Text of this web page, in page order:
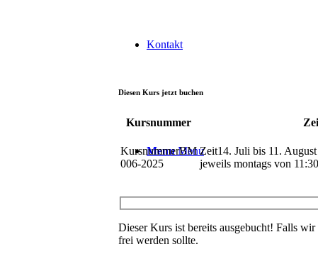
Kontakt
Menu Menu
Diesen Kurs jetzt buchen
Kursnummer
BM
006-2025
14. Juli bis 11.
jeweils montags von
Dieser Kurs ist bereits ausgebucht! Falls
frei werden sollte.